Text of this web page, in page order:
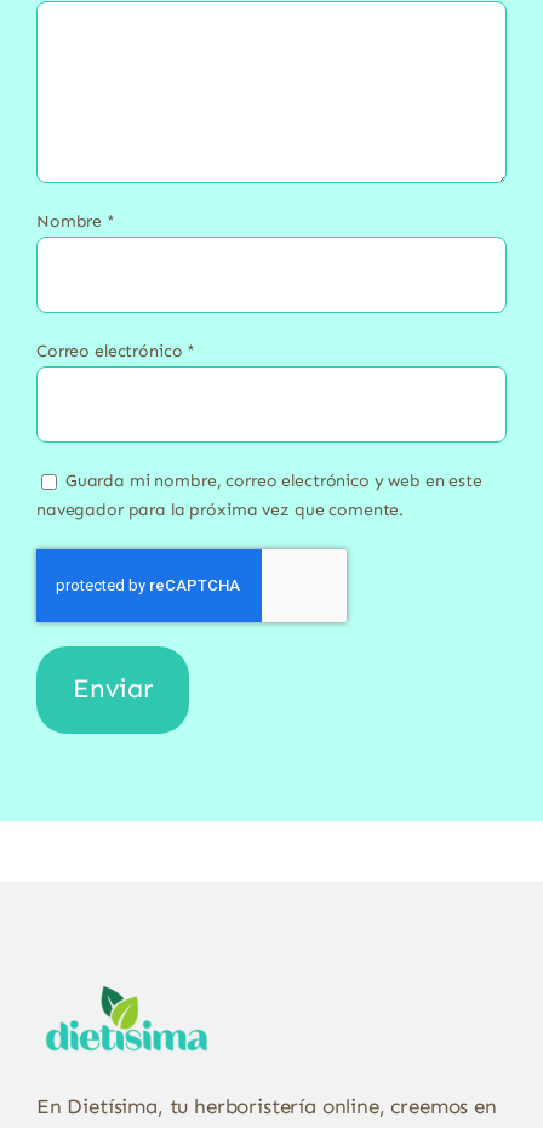
Nombre *
Correo electrónico *
Guarda mi nombre, correo electrónico y web en este
navegador para la próxima vez que comente.
En Dietísima, tu herboristería online, creemos en